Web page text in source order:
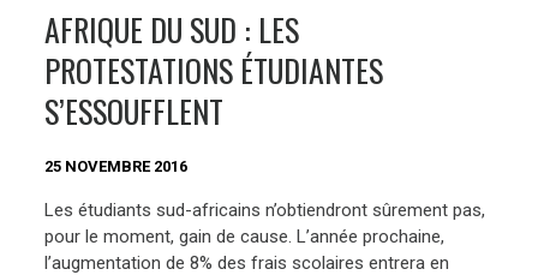
AFRIQUE DU SUD : LES
PROTESTATIONS ÉTUDIANTES
S’ESSOUFFLENT
25 NOVEMBRE 2016
Les étudiants sud-africains n’obtiendront sûrement pas,
pour le moment, gain de cause. L’année prochaine,
l’augmentation de 8% des frais scolaires entrera en